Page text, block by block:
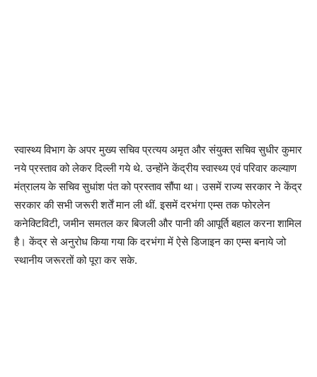
स्वास्थ्य विभाग के अपर मुख्य सचिव प्रत्यय अमृत और संयुक्त सचिव सुधीर कुमार
नये प्रस्ताव को लेकर दिल्ली गये थे. उन्होंने केंद्रीय स्वास्थ्य एवं परिवार कल्याण
मंत्रालय के सचिव सुधांश पंत को प्रस्ताव सौंपा था। उसमें राज्य सरकार ने केंद्र
सरकार की सभी जरूरी शर्तें मान ली थीं. इसमें दरभंगा एम्स तक फोरलेन
कनेक्टिविटी, जमीन समतल कर बिजली और पानी की आपूर्ति बहाल करना शामिल
है। केंद्र से अनुरोध किया गया कि दरभंगा में ऐसे डिजाइन का एम्स बनाये जो
स्थानीय जरूरतों को पूरा कर सके.